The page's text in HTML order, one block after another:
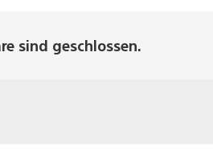
sind geschlossen.